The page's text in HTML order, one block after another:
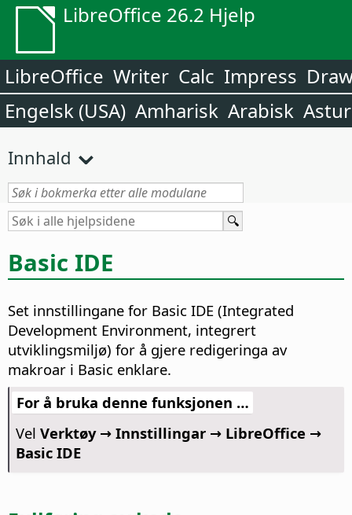
LibreOffice 26.2 Hjelp
LibreOffice Writer Calc Impress
Engelsk (USA) Amharisk Arabisk
Innhald
Basic IDE
Set innstillingane for Basic IDE (Integrated
Development Environment, integrert
utviklingsmiljø) for å gjere redigeringa av
makroar i Basic enklare.
For å bruka denne funksjonen …
Vel Verktøy → Innstillingar→ LibreOffice →
Basic IDE